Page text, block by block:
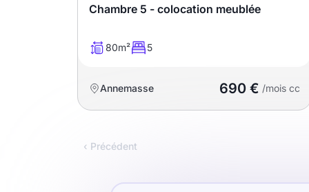
Chambre 5 - colocation meublée
80m² 5
Annemasse 690 € /mois cc
‹ Précédent